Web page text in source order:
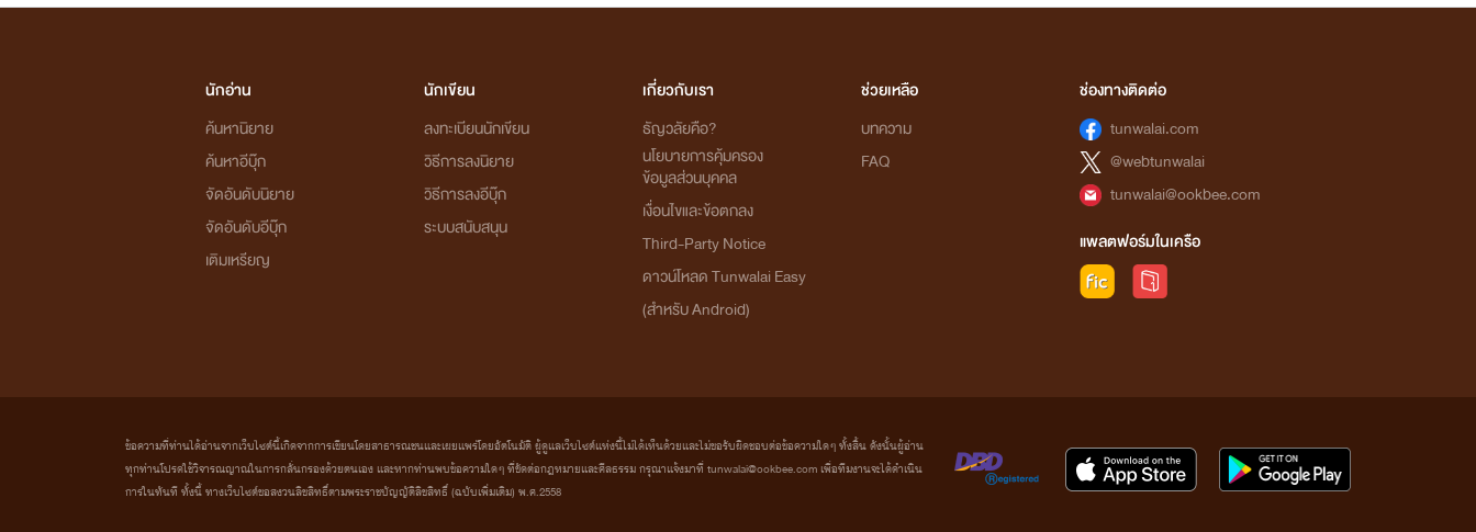
นักอ่าน
ค้นหานิยาย
ค้นหาอีบุ๊ก
จัดอันดับนิยาย
จัดอันดับอีบุ๊ก
เติมเหรียญ
นักเขียน
ลงทะเบียนนักเขียน
วิธีการลงนิยาย
วิธีการลงอีบุ๊ก
ระบบสนับสนุน
เกี่ยวกับเรา
ธัญวลัยคือ?
นโยบายการคุ้มครอง
ข้อมูลส่วนบุคคล
เงื่อนไขและข้อตกลง
Third-Party Notice
ดาวน์โหลด Tunwalai Easy
(สำหรับ Android)
ช่วยเหลือ
บทความ
FAQ
ช่องทางติดต่อ
tunwalai.com
@webtunwalai
tunwalai@ookbee.com
แพลตฟอร์มในเครือ
ข้อความที่ท่านได้อ่านจากเว็บไซต์นี้เกิดจากการเขียนโดยสาธารณชนและเผยแพร่โดยอัตโนมัติ ผู้ดูแลเว็บไซต์แห่งนี้ไม่ได้เห็นด้วยและไม่ขอรับผิดชอบต่อข้อความใดๆ ทั้งสิ้น ดังนั้นผู้อ่าน
ทุกท่านโปรดใช้วิจารณญาณในการกลั่นกรองด้วยตนเอง และหากท่านพบข้อความใดๆ ที่ขัดต่อกฎหมายและศีลธรรม กรุณาแจ้งมาที่ tunwalai@ookbee.com เพื่อทีมงานจะได้ดำเนิน
การในทันที ทั้งนี้ ทางเว็บไซต์ขอสงวนลิขสิทธิ์ตามพระราชบัญญัติลิขสิทธิ์ (ฉบับเพิ่มเติม) พ.ศ.2558